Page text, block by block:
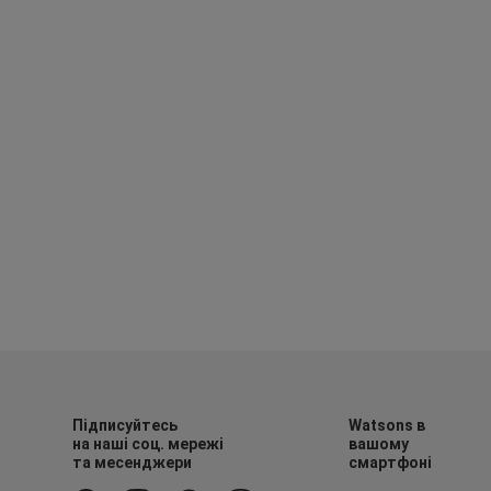
Підписуйтесь
на наші соц. мережі
та месенджери
Watsons в
вашому
смартфоні